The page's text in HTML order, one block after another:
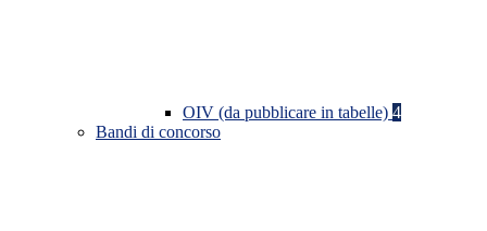
OIV (da pubblicare in tabelle) 4
Bandi di concorso